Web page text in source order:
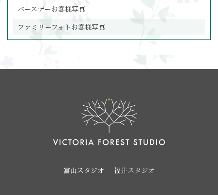
バースデーお客様写真
ファミリーフォトお客様写真
富山スタジオ 福井スタジオ